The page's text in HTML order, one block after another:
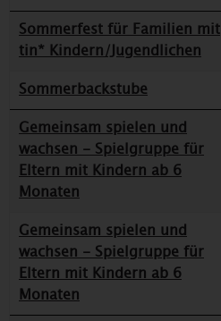
Sommerfest für Familien mit
tin* Kindern/Jugendlichen
Sommerbackstube
Gemeinsam spielen und
wachsen - Spielgruppe für
Eltern mit Kindern ab 6
Monaten
Gemeinsam spielen und
wachsen - Spielgruppe für
Eltern mit Kindern ab 6
Monaten